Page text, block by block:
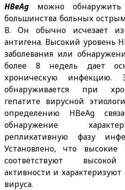
HBeAgможно обнаружить
большинства больных
В. Он обычно исчезает
антигена. Высокий уровень
заболевания или
более 8 недель дает
хроническую инфекцию.
обнаруживается при
гепатите вирусной
определению HBeAg
обнаружение
репликативную фазу
Установлено, что высокие
соответствуют
активности и
вируса.